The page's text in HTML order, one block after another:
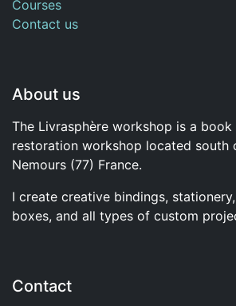
Courses
Contact us
About us
The Livrasphère workshop is a book
restoration workshop located south
Nemours (77) France.
I create creative bindings,
boxes, and all types of custom
Contact